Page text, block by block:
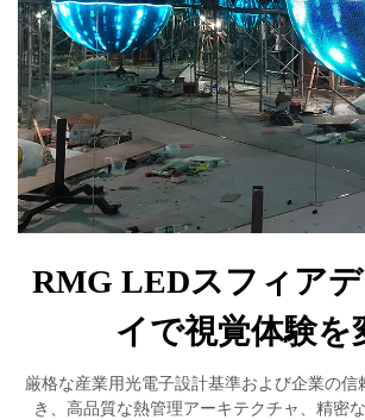
RMG LEDスフィア
イで視覚体験を
厳格な産業用光電子設計基準および企業の
き、高品質な熱管理アーキテクチャ、精密